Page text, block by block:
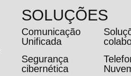
SOLUÇÕES
Comunicação
Unificada
Segurança
cibernética